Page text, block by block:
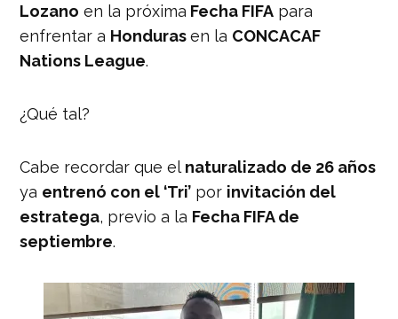
— Selección Nacional
(@miseleccionmx)November 10, 2023
Lozano en la próxima Fecha FIFA para
enfrentar a Hondurasen la CONCACAF
Nations League.
¿Qué tal?
Cabe recordar que el naturalizado de 26 años
ya entrenó con el ‘Tri’ por invitación del
estratega, previo a la Fecha FIFA de
septiembre.